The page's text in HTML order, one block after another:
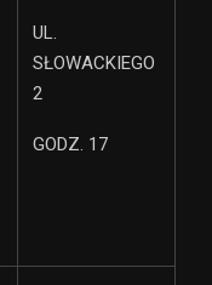
UL.
SŁOWACKIEGO
2
GODZ. 17